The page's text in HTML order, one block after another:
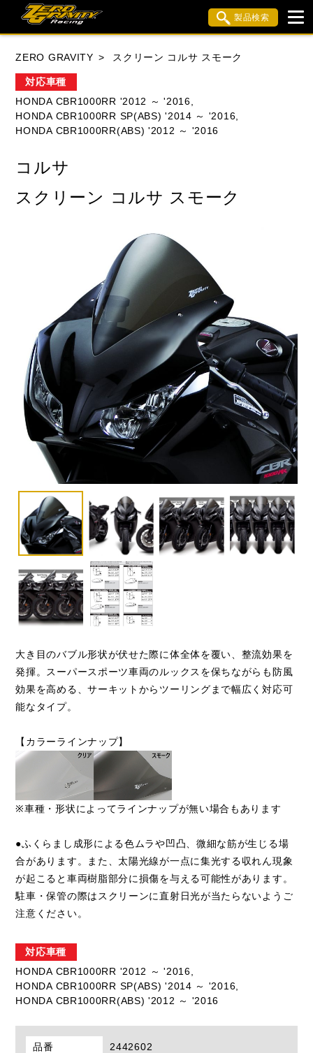
製品検索
HONDA YAMAHA SUZUKI
閉じる
ZERO GRAVITY スクリーン コルサ スモーク
対応車種
HONDA CBR1000RR '2012 ～ '2016,
HONDA CBR1000RR SP(ABS) '2014 ～ '2016,
HONDA CBR1000RR(ABS) '2012 ～ '2016
コルサ
スクリーン コルサ スモーク
大き目のバブル形状が伏せた際に体全体を覆い、整流効果を
発揮。スーパースポーツ車両のルックスを保ちながらも防風
効果を高める、サーキットからツーリングまで幅広く対応可
能なタイプ。
【カラーラインナップ】
※車種・形状によってラインナップが無い場合もあります
●ふくらまし成形による色ムラや凹凸、微細な筋が生じる場
合があります。また、太陽光線が一点に集光する収れん現象
が起こると車両樹脂部分に損傷を与える可能性があります。
駐車・保管の際はスクリーンに直射日光が当たらないようご
注意ください。
対応車種
HONDA CBR1000RR '2012 ～ '2016,
HONDA CBR1000RR SP(ABS) '2014 ～ '2016,
HONDA CBR1000RR(ABS) '2012 ～ '2016
品番
2442602